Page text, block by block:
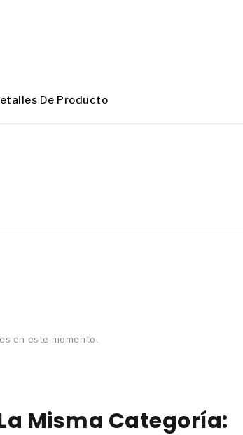
De Producto
en este momento.
Misma Categoría: